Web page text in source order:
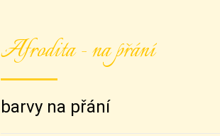
Afrodita - na přání
barvy na přání